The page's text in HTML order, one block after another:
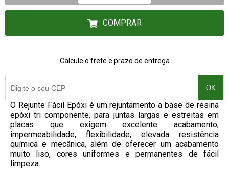
COMPRAR
Calcule o frete e prazo de entrega
OK
O Rejunte Fácil Epóxi é um rejuntamento a base de resina
epóxi tri componente, para juntas largas e estreitas em
placas que exigem excelente acabamento,
impermeabilidade, flexibilidade, elevada resistência
química e mecânica, além de oferecer um acabamento
muito liso, cores uniformes e permanentes de fácil
limpeza.